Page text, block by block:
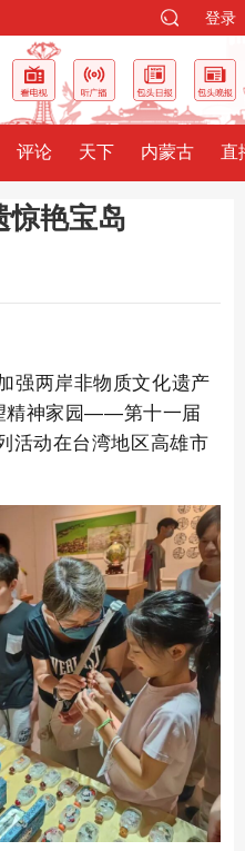
登录
评论 天下 内蒙古 直
惊艳宝岛
强两岸非物质文化遗产
精神家园——第十一届
活动在台湾地区高雄市